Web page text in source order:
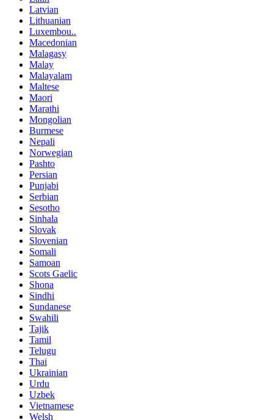
Latvian
Lithuanian
Luxembou..
Macedonian
Malagasy
Malay
Malayalam
Maltese
Maori
Marathi
Mongolian
Burmese
Nepali
Norwegian
Pashto
Persian
Punjabi
Serbian
Sesotho
Sinhala
Slovak
Slovenian
Somali
Samoan
Scots Gaelic
Shona
Sindhi
Sundanese
Swahili
Tajik
Tamil
Telugu
Thai
Ukrainian
Urdu
Uzbek
Vietnamese
Welsh